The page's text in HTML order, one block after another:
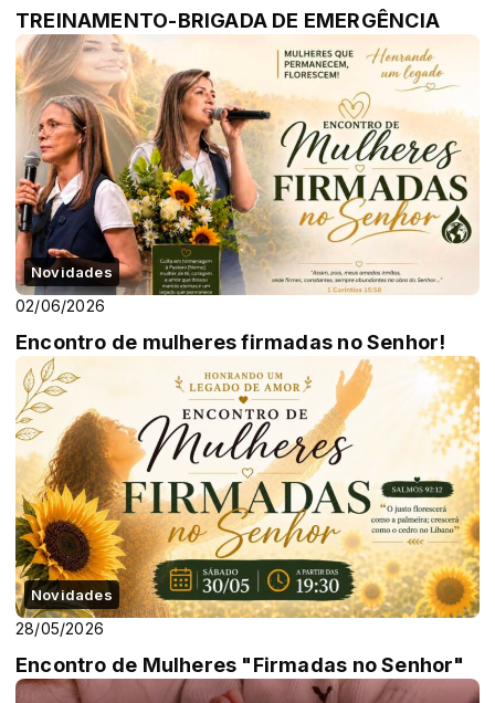
TREINAMENTO-BRIGADA DE EMERGÊNCIA
Novidades
02/06/2026
Encontro de mulheres firmadas no Senhor!
Novidades
28/05/2026
Encontro de Mulheres "Firmadas no Senhor"